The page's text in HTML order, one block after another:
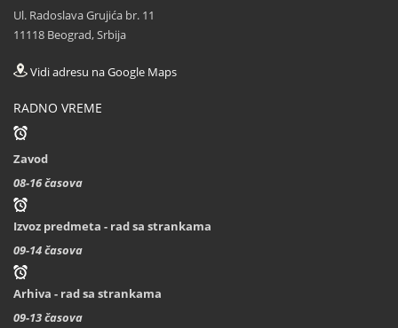
Ul. Radoslava Grujića br. 11
11118 Beograd, Srbija
Vidi adresu na Google Maps
RADNO VREME
Zavod
08-16 časova
Izvoz predmeta - rad sa strankama
09-14 časova
Arhiva - rad sa strankama
09-13 časova